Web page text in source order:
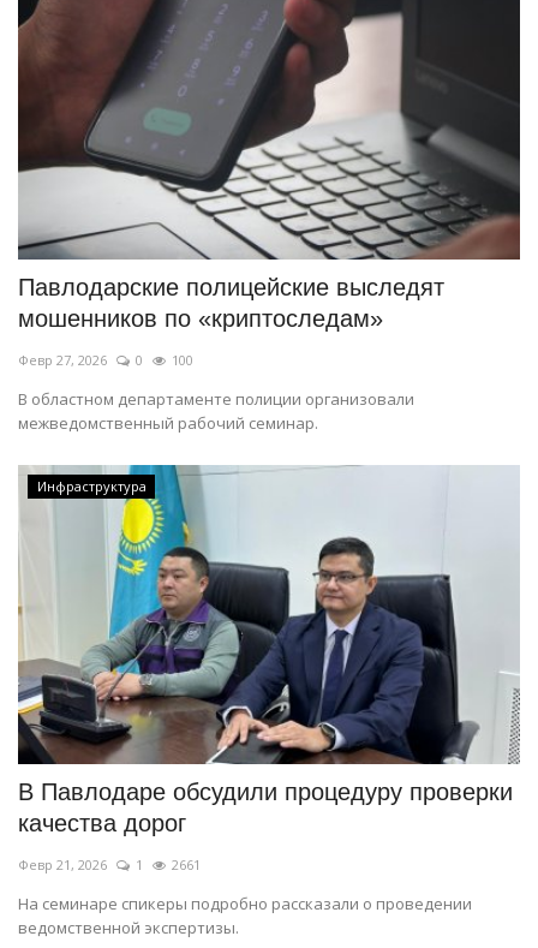
Павлодарские полицейские выследят
мошенников по «криптоследам»
Февр 27, 2026 0 100
В областном департаменте полиции организовали
межведомственный рабочий семинар.
Инфраструктура
В Павлодаре обсудили процедуру проверки
качества дорог
Февр 21, 2026 1 2661
На семинаре спикеры подробно рассказали о проведении
ведомственной экспертизы.